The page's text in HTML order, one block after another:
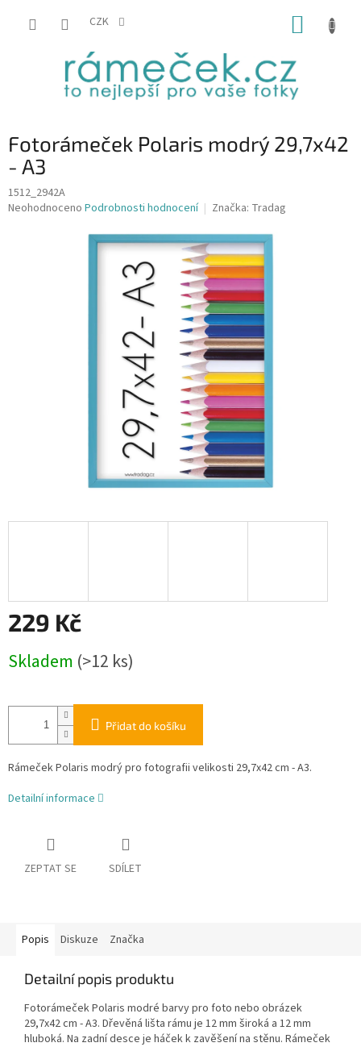
CZK
Fotorámeček Polaris modrý 29,7x42
- A3
1512_2942A
Průměrné
Neohodnoceno Podrobnosti hodnocení Značka: Tradag
229 Kč
cena:
Skladem (>12 ks)
Přidat do košíku
Rámeček Polaris modrý pro fotografii velikosti 29,7x42 cm - A3.
Detailní informace
ZEPTAT SE SDÍLET
Popis Diskuze Značka
Detailní popis produktu
Fotorámeček Polaris modré barvy pro foto nebo obrázek
29,7x42 cm - A3. Dřevěná lišta rámu je 12 mm široká a 12 mm
hluboká. Na zadní desce je háček k zavěšení na stěnu. Rámeček